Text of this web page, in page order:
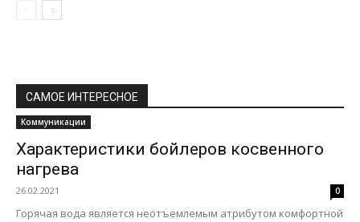
САМОЕ ИНТЕРЕСНОЕ
Коммуникации
Характеристики бойлеров косвенного
нагрева
26.02.2021 0
Горячая вода является неотъемлемым атрибутом комфортной